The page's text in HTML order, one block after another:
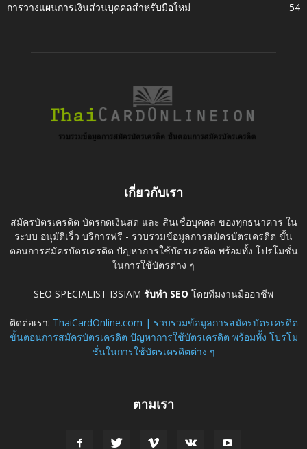
การวางแผนการเงินส่วนบุคคลสำหรับมือใหม่
54
เกี่ยวกับเรา
สมัครบัตรเครดิต บัตรกดเงินสด และ สินเชื่อบุคคล ของทุกธนาคาร ใน
ระบบ อนุมัติเร็ว บริการฟรี - รวบรวมข้อมูลการสมัครบัตรเครดิต ขั้น
ตอนการสมัครบัตรเครดิต ปัญหาการใช้บัตรเครดิต พร้อมทั้ง โปรโมชั่น
ในการใช้บัตรต่าง ๆ
SEO SPECIALIST I3SIAM รับทำ SEO โดยทีมงานมืออาชีพ
ติดต่อเรา: ThaiCardOnline.com | รวบรวมข้อมูลการสมัครบัตรเครดิต
ขั้นตอนการสมัครบัตรเครดิต ปัญหาการใช้บัตรเครดิต พร้อมทั้ง โปรโม
ชั่นในการใช้บัตรเครดิตต่าง ๆ
ตามเรา